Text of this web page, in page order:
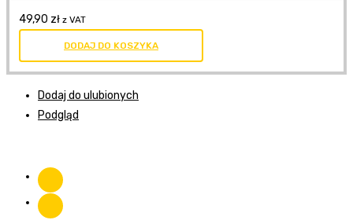
49,90 zł z VAT
DODAJ DO KOSZYKA
Dodaj do ulubionych
Podgląd